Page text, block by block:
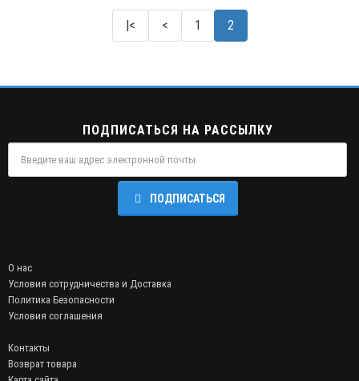
|< < 1 2
ПОДПИСАТЬСЯ НА РАССЫЛКУ
ПОДПИСАТЬСЯ
О нас
Условия сотрудничества и Доставка
Политика Безопасности
Условия соглашения
Контакты
Возврат товара